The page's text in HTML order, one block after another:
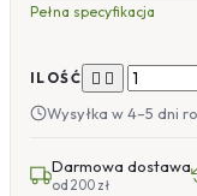
Pełna specyfikacja
ILOŚĆ  
Wysyłka w 4–5 dni
Darmowa dostawa
od 200 zł